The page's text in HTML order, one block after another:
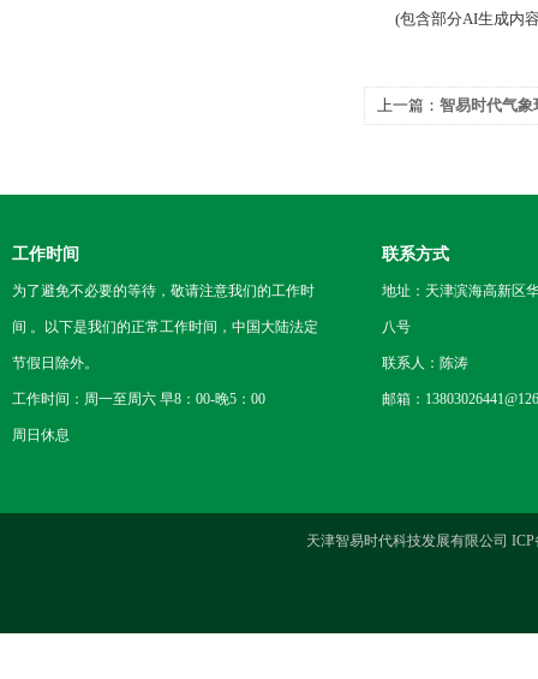
(包含部分AI生成内
上一篇： 智易时代气象
工作时间
为了避免不必要的等待，敬请注意我们的工作时
间 。以下是我们的正常工作时间，中国大陆法定
节假日除外。
工作时间：周一至周六 早8：00-晚5：00
周日休息
联系方式
地址：天津滨海高新区
八号
联系人：陈涛
邮箱：
天津智易时代科技发展有限公司 ICP